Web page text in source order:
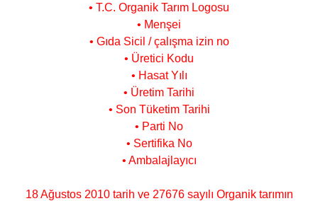
• T.C. Organik Tarım Logosu
• Menşei
• Gıda Sicil / çalışma izin no
• Üretici Kodu
• Hasat Yılı
• Üretim Tarihi
• Son Tüketim Tarihi
• Parti No
• Sertifika No
• Ambalajlayıcı
18 Ağustos 2010 tarih ve 27676 sayılı Organik tarımın